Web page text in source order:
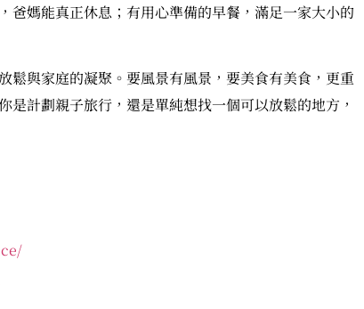
爸媽能真正休息；有用心準備的早餐，滿足一家大小的
鬆與家庭的凝聚。要風景有風景，要美食有美食，更重
計劃親子旅行，還是單純想找一個可以放鬆的地方，